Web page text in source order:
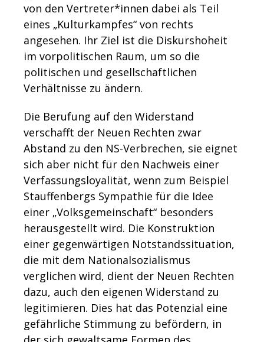
von den Vertreter*innen dabei als Teil
eines „Kulturkampfes“ von rechts
angesehen. Ihr Ziel ist die Diskurshoheit
im vorpolitischen Raum, um so die
politischen und gesellschaftlichen
Verhältnisse zu ändern.
Die Berufung auf den Widerstand
verschafft der Neuen Rechten zwar
Abstand zu den NS-Verbrechen, sie eignet
sich aber nicht für den Nachweis einer
Verfassungsloyalität, wenn zum Beispiel
Stauffenbergs Sympathie für die Idee
einer „Volksgemeinschaft“ besonders
herausgestellt wird. Die Konstruktion
einer gegenwärtigen Notstandssituation,
die mit dem Nationalsozialismus
verglichen wird, dient der Neuen Rechten
dazu, auch den eigenen Widerstand zu
legitimieren. Dies hat das Potenzial eine
gefährliche Stimmung zu befördern, in